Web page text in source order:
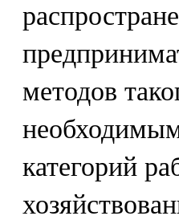
методов
категорий